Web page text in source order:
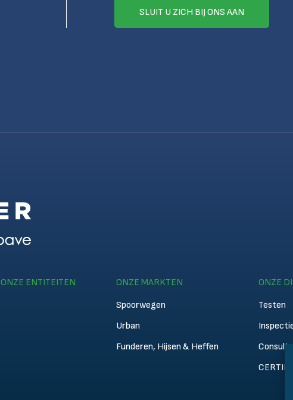
SLUIT U ZICH BIJ ONS AAN
ONZE ENTITEITEN
ONZE MARKTEN
Spoorwegen
Urban
Funderen, Hijsen & Heffen
ONZE
Testen